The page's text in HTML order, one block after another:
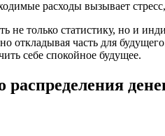
расходы вызывает
не только статистику, но и
откладывая часть для
себе спокойное будущее.